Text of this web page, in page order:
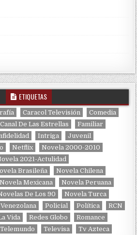
ETIQUETAS
Caracol Televisión
Comedia
De Las Estrellas
Familiar
Intriga
Juvenil
Netflix
Novela 2000-2010
2021-Actulidad
Brasileña
Novela Chilena
Novela Mexicana
Novela Peruana
De Los 90
Novela Turca
Policial Política
RCN
Vida Redes Globo
Romance
Telemundo Televisa Tv Azteca